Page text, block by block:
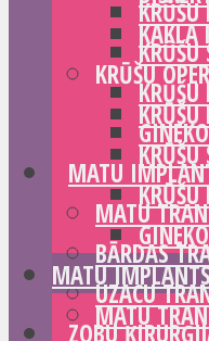
KRŪŠU
MATU
MATU
BĀRDAS
UZACU
ZOBU
KAKLA
KRŪŠU
KRŪŠU
MATU
MATU